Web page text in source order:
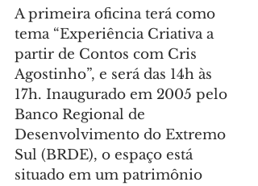
A primeira oficina terá como
tema “Experiência Criativa a
partir de Contos com Cris
Agostinho”, e será das 14h às
17h. Inaugurado em 2005 pelo
Banco Regional de
Desenvolvimento do Extremo
Sul (BRDE), o espaço está
situado em um patrimônio